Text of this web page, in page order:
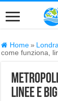
Home »
come funziona,
linee e